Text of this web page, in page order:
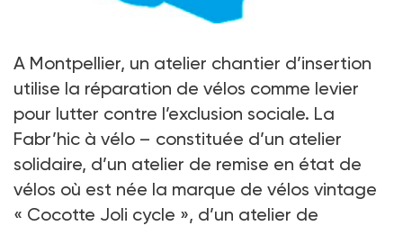
A Montpellier, un atelier chantier d’insertion
utilise la réparation de vélos comme levier
pour lutter contre l’exclusion sociale. La
Fabr’hic à vélo – constituée d’un atelier
solidaire, d’un atelier de remise en état de
vélos où est née la marque de vélos vintage
« Cocotte Joli cycle », d’un atelier de